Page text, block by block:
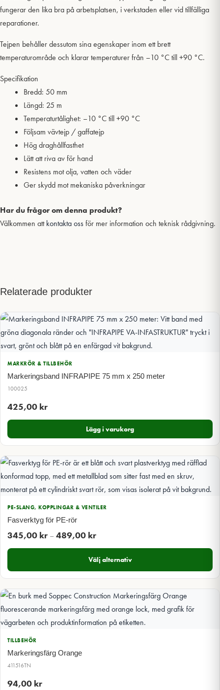
fungerar den lika bra på arbetsplatsen, i verkstaden eller vid tillfälliga
reparationer.
Tejpen behåller dessutom sina egenskaper inom ett brett
temperaturområde och klarar temperaturer från –10 °C till +90 °C.
Specifikation
Bredd: 50 mm
Längd: 25 m
Temperaturtålighet: –10 °C till +90 °C
Följsam vävtejp / gaffatejp
Hög draghållfasthet
Lätt att riva av för hand
Resistens mot olja, vatten och väder
Ger skydd mot mekaniska påverkningar
Har du frågor om denna produkt?
Välkommen attkontakta ossför mer information och teknisk rådgivning.
Relaterade produkter
MARKRÖR & TILLBEHÖR
Markeringsband INFRAPIPE 75 mm x 250 meter
100025
425,00 kr
Lägg i varukorg
PE-SLANG, KOPPLINGAR & VENTILER
Fasverktyg för PE-rör
345,00 kr – 489,00 krPrisintervall:
345,00 kr
till
489,00 kr
Välj alternativ
TILLBEHÖR
Markeringsfärg Orange
411516TN
94,00 kr